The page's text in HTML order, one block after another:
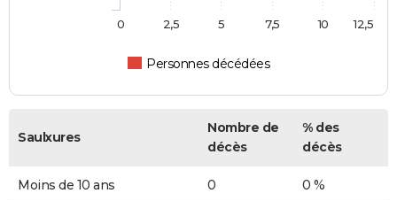
Personnes décédées
0 10
2,5 5 7,5 12,5
Saulxures
Nombre de
décès
% des
décès
Moins de 10 ans 0 0 %